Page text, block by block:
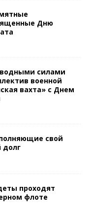
Дню
силами
военной
вахта» с Днем
свой
долг
проходят
флоте